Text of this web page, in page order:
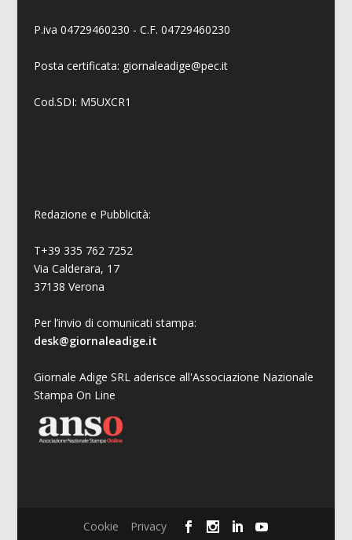
P.iva 04729460230 - C.F. 04729460230
Posta certificata: giornaleadige@pec.it
Cod.SDI: M5UXCR1
Redazione e Pubblicità:
T+39 335 762 7252
Via Calderara, 17
37138 Verona
Per l’invio di comunicati stampa:
desk@giornaleadige.it
Giornale Adige SRL aderisce all'Associazione Nazionale
Stampa On Line
Cookie Privacy